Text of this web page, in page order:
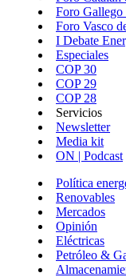
Foro Gallego
Foro Vasco
I Debate
Especiales
COP 30
COP 29
COP 28
Servicios
Newsletter
Media kit
ON | Podcast
Política
Renovables
Mercados
Opinión
Eléctricas
Petróleo &